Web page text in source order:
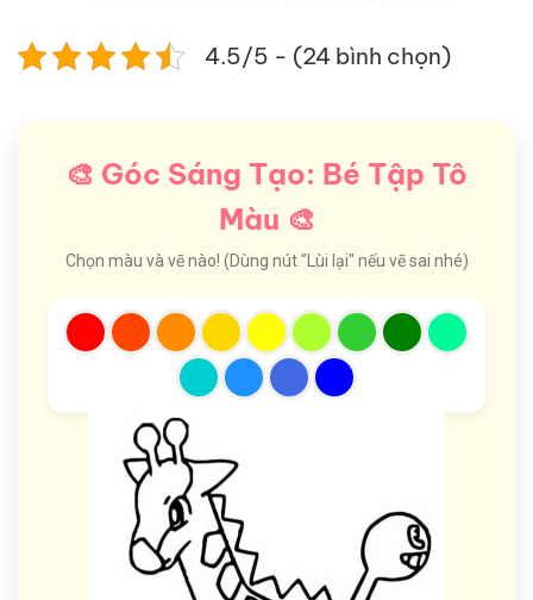
4.5/5 - (24 bình chọn)
🎨 Góc Sáng Tạo: Bé Tập Tô
Màu 🎨
Chọn màu và vẽ nào! (Dùng nút "Lùi lại" nếu vẽ sai nhé)